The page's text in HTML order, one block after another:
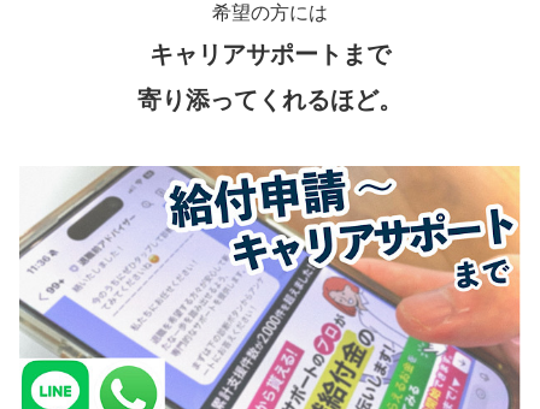
希望の方には
キャリアサポートまで
寄り添ってくれるほど。